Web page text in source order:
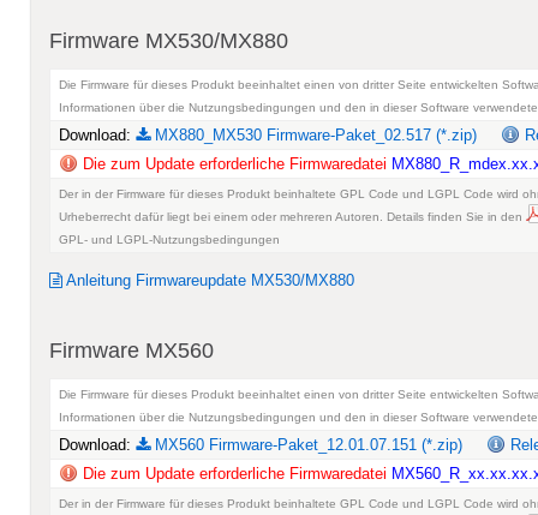
Firmware MX530/MX880
Die Firmware für dieses Produkt beeinhaltet einen von dritter Seite entwickelten
Informationen über die Nutzungsbedingungen und den in dieser Software
Download: MX880_MX530 Firmware-Paket_02.517 (*.zip)
Die zum Update erforderliche Firmwaredatei
Der in der Firmware für dieses Produkt beinhaltete GPL Code und LGPL Code wird
Urheberrecht dafür liegt bei einem oder mehreren Autoren. Details finden Sie in den
GPL- und LGPL-Nutzungsbedingungen
Anleitung Firmwareupdate MX530/MX880
Firmware MX560
Die Firmware für dieses Produkt beeinhaltet einen von dritter Seite entwickelten
Informationen über die Nutzungsbedingungen und den in dieser Software
Download: MX560 Firmware-Paket_12.01.07.151 (*.zip)
Die zum Update erforderliche Firmwaredatei
Der in der Firmware für dieses Produkt beinhaltete GPL Code und LGPL Code wird